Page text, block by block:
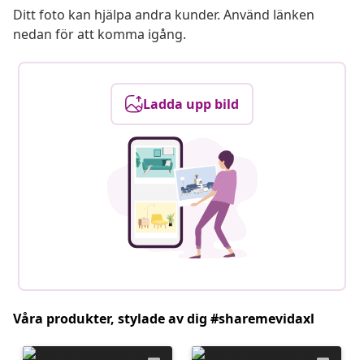
Ditt foto kan hjälpa andra kunder. Använd länken
nedan för att komma igång.
Ladda upp bild
Våra produkter, stylade av dig #sharemevidaxl